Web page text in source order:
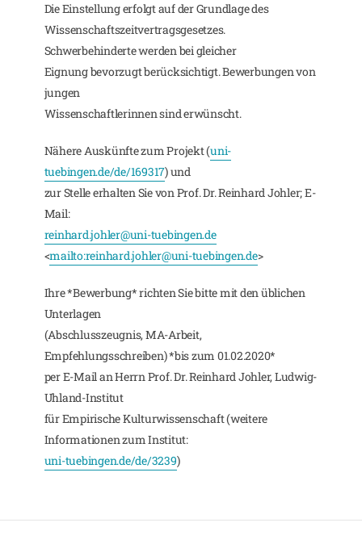
Die Einstellung erfolgt auf der Grundlage des
Wissenschaftszeitvertragsgesetzes.
Schwerbehinderte werden bei gleicher
Eignung bevorzugt berücksichtigt. Bewerbungen von
jungen
Wissenschaftlerinnen sind erwünscht.
Nähere Auskünfte zum Projekt (uni-
tuebingen.de/de/169317) und
zur Stelle erhalten Sie von Prof. Dr. Reinhard Johler; E-
Mail:
reinhard.johler@uni-tuebingen.de
<mailto:reinhard.johler@uni-tuebingen.de>
Ihre *Bewerbung* richten Sie bitte mit den üblichen
Unterlagen
(Abschlusszeugnis, MA-Arbeit,
Empfehlungsschreiben) *bis zum 01.02.2020*
per E-Mail an Herrn Prof. Dr. Reinhard Johler, Ludwig-
Uhland-Institut
für Empirische Kulturwissenschaft (weitere
Informationen zum Institut:
uni-tuebingen.de/de/3239)